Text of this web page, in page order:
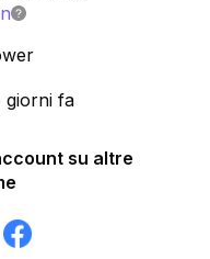
giorni fa
su altre